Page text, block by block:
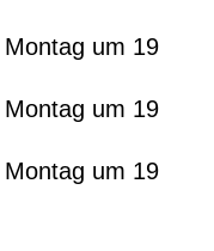
um 19
um 19
um 19